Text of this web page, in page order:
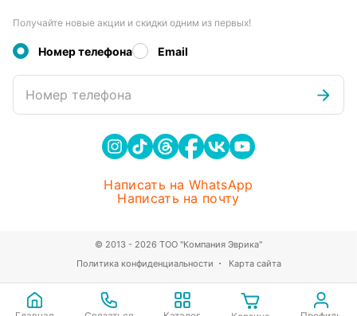
Получайте новые акции и скидки одним из первых!
Номер телефона Email
Номер телефона
Написать на WhatsApp
Написать на почту
Политика конфиденциальности Карта сайта
© 2013 - 2026 ТОО "Компания Эврика"